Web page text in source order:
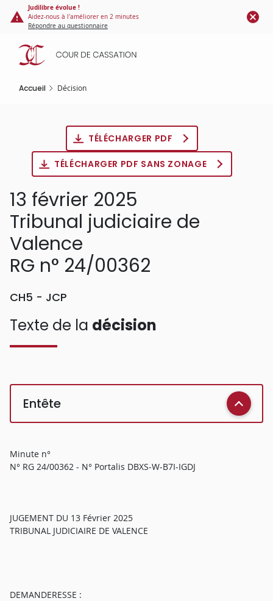
Panneau de gestion des cookies
contenu
principal
Judilibre évolue !
Aidez-nous à l'améliorer en 2 minutes
Répondre au questionnaire
Accueil Décision
TÉLÉCHARGER PDF
TÉLÉCHARGER PDF SANS ZONAGE
13 février 2025
Tribunal judiciaire de
Valence
RG n° 24/00362
CH5 - JCP
Texte de la décision
Entête
Minute n°
N° RG 24/00362 - N° Portalis DBXS-W-B7I-IGDJ
JUGEMENT DU 13 Février 2025
TRIBUNAL JUDICIAIRE DE VALENCE
DEMANDERESSE :